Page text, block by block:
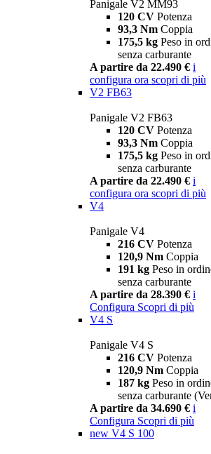
Panigale V2 MM93
120 CV Potenza
93,3 Nm Coppia
175,5 kg Peso in
senza carburante
A partire da 22.490 € i
configura ora scopri di più
V2 FB63
Panigale V2 FB63
120 CV Potenza
93,3 Nm Coppia
175,5 kg Peso in
senza carburante
A partire da 22.490 € i
configura ora scopri di più
V4
Panigale V4
216 CV Potenza
120,9 Nm Coppia
191 kg Peso in
senza carburante
A partire da 28.390 € i
Configura Scopri di più
V4 S
Panigale V4 S
216 CV Potenza
120,9 Nm Coppia
187 kg Peso in
senza carburante
A partire da 34.690 € i
Configura Scopri di più
new V4 S 100